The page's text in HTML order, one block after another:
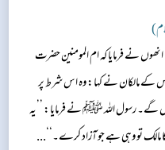
نے فرمایا کہ ام المومنین حضرت
اس کے مالکان نے کہا: وہ اس شرط پر
گے۔ رسول اللہ ﷺ نے فرمایا: ’’یہ
مالک تو وہی ہے جو آزاد کرے۔‘‘...